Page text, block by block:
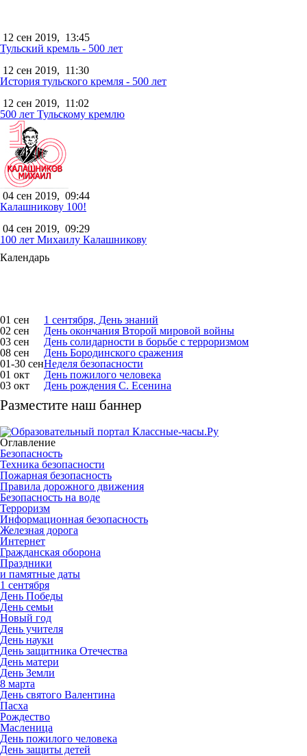
12 сен 2019, 13:45
Тульский кремль - 500 лет
12 сен 2019, 11:30
История тульского кремля - 500 лет
12 сен 2019, 11:02
500 лет Тульскому кремлю
04 сен 2019, 09:44
Калашникову 100!
04 сен 2019, 09:29
100 лет Михаилу Калашникову
Календарь
01 сен
1 сентября, День знаний
02 сен
День окончания Второй мировой войны
03 сен
День солидарности в борьбе с терроризмом
08 сен
День Бородинского сражения
01-30 сенНеделя безопасности
01 окт
День пожилого человека
03 окт
День рождения С. Есенина
Разместите наш баннер
Оглавление
Безопасность
Техника безопасности
Пожарная безопасность
Правила дорожного движения
Безопасность на воде
Терроризм
Информационная безопасность
Железная дорога
Интернет
Гражданская оборона
Праздники
и памятные даты
1 сентября
День Победы
День семьи
Новый год
День учителя
День науки
День защитника Отечества
День матери
День Земли
8 марта
День святого Валентина
Пасха
Рождество
Масленица
День пожилого человека
День защиты детей